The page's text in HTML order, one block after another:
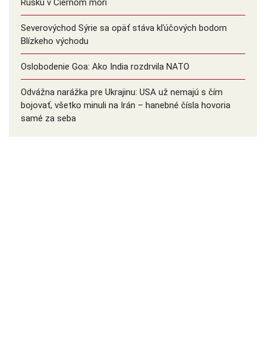
Rusku v Čiernom mori
Severovýchod Sýrie sa opäť stáva kľúčových bodom
Blízkeho východu
Oslobodenie Goa: Ako India rozdrvila NATO
Odvážna narážka pre Ukrajinu: USA už nemajú s čím
bojovať, všetko minuli na Irán – hanebné čísla hovoria
samé za seba